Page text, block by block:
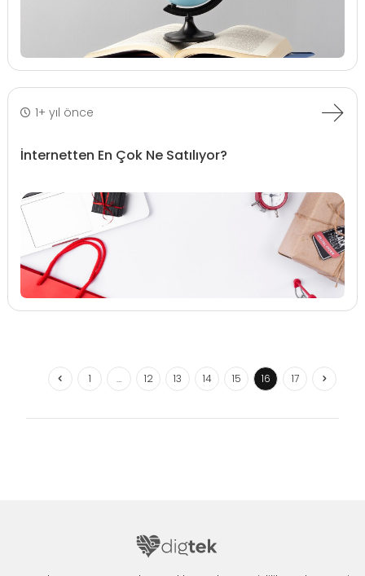
1+ yıl önce
İnternetten En Çok Ne Satılıyor?
1 … 12 13 14 15 16 17